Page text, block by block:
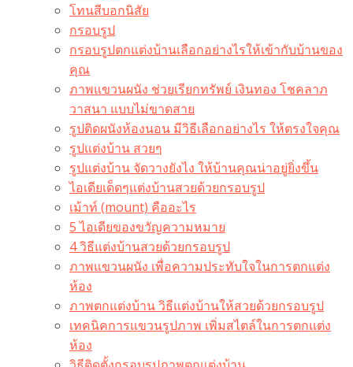
โทนสีบอกนิสัย
กรอบรูป
กรอบรูปตกแต่งบ้านเลือกอย่างไรให้เข้ากับบ้านของ
คุณ
ภาพแขวนผนัง ช่วยเรียกทรัพย์ เงินทอง โชคลาภ
วาสนา แบบไม่ขาดสาย
รูปติดผนังห้องนอน มีวิธีเลือกอย่างไร ให้ตรงใจคุณ
รูปแต่งบ้าน สวยๆ
รูปแต่งบ้าน จัดวางยังไง ให้บ้านคุณน่าอยู่ยิ่งขึ้น
ไอเดียเด็ดๆแต่งบ้านสวยด้วยกรอบรูป
เม้าท์ (mount) คืออะไร​
5 ไอเดียของขวัญความหมาย
4 วิธีแต่งบ้านสวยด้วยกรอบรูป
ภาพแขวนผนัง เพื่อความประทับใจในการตกแต่ง
ห้อง
ภาพตกแต่งบ้าน วิธีแต่งบ้านให้สวยด้วยกรอบรูป
เทคนิคการแขวนรูปภาพ เพิ่มสไตล์ในการตกแต่ง
ห้อง